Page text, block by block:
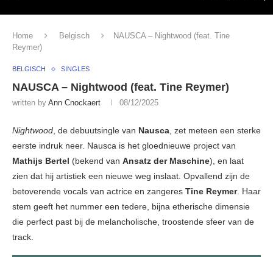
Home Belgisch
NAUSCA – Nightwood (feat. Tine
Reymer)
BELGISCH SINGLES
NAUSCA – Nightwood (feat. Tine Reymer)
written by Ann Cnockaert 08/12/2025
Nightwood, de debuutsingle van Nausca, zet meteen een sterke
eerste indruk neer. Nausca is het gloednieuwe project van
Mathijs Bertel (bekend van Ansatz der Maschine), en laat
zien dat hij artistiek een nieuwe weg inslaat. Opvallend zijn de
betoverende vocals van actrice en zangeres Tine Reymer. Haar
stem geeft het nummer een tedere, bijna etherische dimensie
die perfect past bij de melancholische, troostende sfeer van de
track.